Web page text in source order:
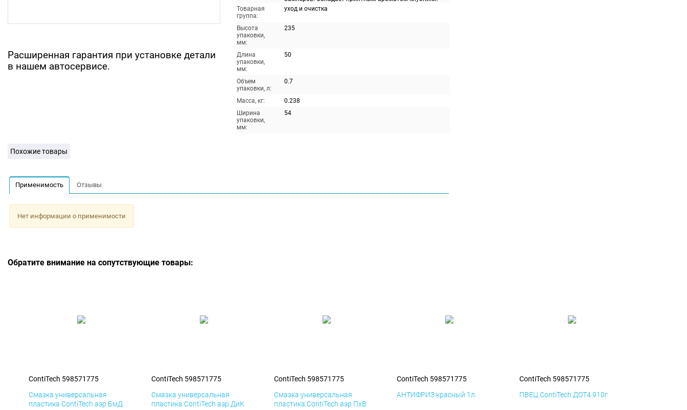
Расширенная гарантия при установке детали
в нашем автосервисе.
Товарная
группа:
уход и очистка
Высота
упаковки,
мм:
235
Длина
упаковки,
мм:
50
Объем
упаковки, л:
0.7
Масса, кг:
0.238
Ширина
упаковки,
мм:
54
Похожие товары
Применимость Отзывы
Нет информации о применимости
Обратите внимание на сопутствующие товары:
ContiTech 598571775
Смазка универсальная
пластика ContiTech аэр БмД
ContiTech 598571775
Смазка универсальная
пластика ContiTech аэр ДиК
ContiTech 598571775
Смазка универсальная
пластика ContiTech аэр ПхВ
ContiTech 598571775
АНТИФРИЗ красный 1л.
ContiTech 598571775
ПВЕЦ ContiTech ДОТ4 910г